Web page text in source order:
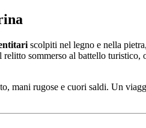
scolpiti nel legno e nella
sommerso al battello turistico,
mani rugose e cuori saldi. Un